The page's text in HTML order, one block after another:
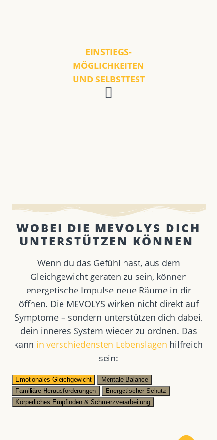
EINSTIEGS-
MÖGLICHKEITEN
UND SELBSTTEST
WOBEI DIE MEVOLYS DICH
UNTERSTÜTZEN KÖNNEN ​
Wenn du das Gefühl hast, aus dem
Gleichgewicht geraten zu sein, können
energetische Impulse neue Räume in dir
öffnen. Die MEVOLYS wirken nicht direkt auf
Symptome – sondern unterstützen dich dabei,
dein inneres System wieder zu ordnen. Das
kann in verschiedensten Lebenslagen hilfreich
sein:
Emotionales Gleichgewicht
Mentale Balance
Familiäre Herausforderungen
Energetischer Schutz
Körperliches Empfinden & Schmerzverarbeitung